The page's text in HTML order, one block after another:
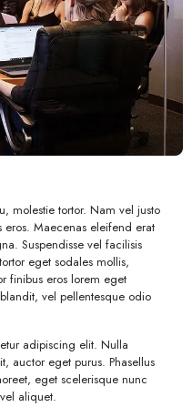
molestie tortor. Nam vel justo
eros. Maecenas eleifend erat
Suspendisse vel facilisis
eget sodales mollis,
finibus eros lorem eget
vel pellentesque odio
adipiscing elit. Nulla
auctor eget purus. Phasellus
eget scelerisque nunc
aliquet.